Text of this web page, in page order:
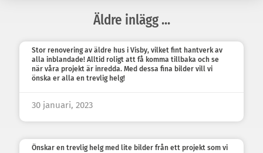
Äldre inlägg ...
Stor renovering av äldre hus i Visby, vilket fint hantverk av
alla inblandade! Alltid roligt att få komma tillbaka och se
när våra projekt är inredda. Med dessa fina bilder vill vi
önska er alla en trevlig helg!
30 januari, 2023
Önskar en trevlig helg med lite bilder från ett projekt som vi